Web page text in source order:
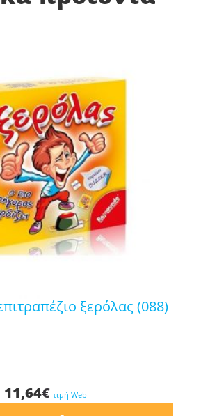
ξερόλας (088)
11,64€ τιμή Web